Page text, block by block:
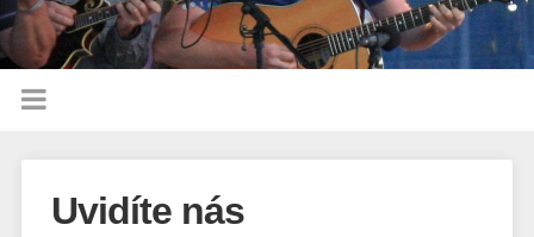
Uvidíte nás